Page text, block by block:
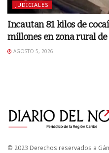
JUDICIALES
Incautan 81 kilos de
millones en zona rural
AGOSTO 5, 2026
© 2023 Derechos reservados a